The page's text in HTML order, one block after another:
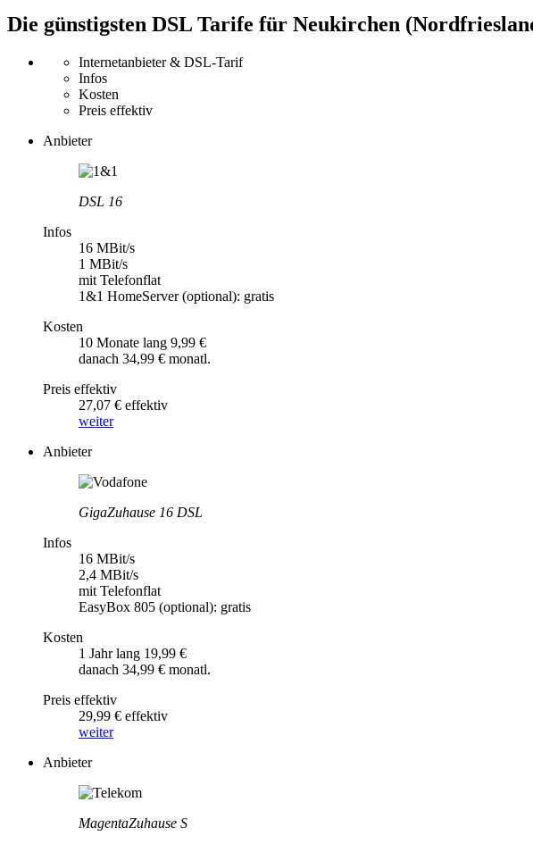
Die günstigsten DSL Tarife für Neukirchen
Internetanbieter & DSL-Tarif
Infos
Kosten
Preis effektiv
Anbieter
DSL 16
Infos
16 MBit/s
1 MBit/s
mit Telefonflat
1&1 HomeServer (optional): gratis
Kosten
10 Monate lang 9,99 €
danach 34,99 € monatl.
Preis effektiv
27,07 € effektiv
weiter
Anbieter
GigaZuhause 16 DSL
Infos
16 MBit/s
2,4 MBit/s
mit Telefonflat
EasyBox 805 (optional): gratis
Kosten
1 Jahr lang 19,99 €
danach 34,99 € monatl.
Preis effektiv
29,99 € effektiv
weiter
Anbieter
MagentaZuhause S